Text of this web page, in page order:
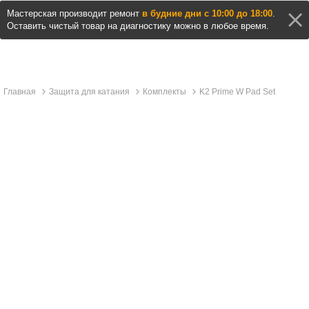
Мастерская производит ремонт в будние дни с 10:00 до 18:00.
Оставить чистый товар на диагностику можно в любое время.
Главная Защита для катания Комплекты K2 Prime W Pad Set